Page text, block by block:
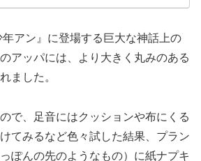
年アン』に登場する巨大な神話上の
アッパには、より大きく丸みのある
ました。
で、足音にはクッションや布にくる
てみるなど色々試した結果、プラン
ぽんの先のようなもの）に紙ナプキ